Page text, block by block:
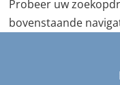
Probeer uw
bovenstaande